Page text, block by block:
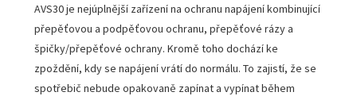
AVS30 je nejúplnější zařízení na ochranu napájení kombinující
přepěťovou a podpěťovou ochranu, přepěťové rázy a
špičky/přepěťové ochrany. Kromě toho dochází ke
zpoždění, kdy se napájení vrátí do normálu. To zajistí, že se
spotřebič nebude opakovaně zapínat a vypínat během